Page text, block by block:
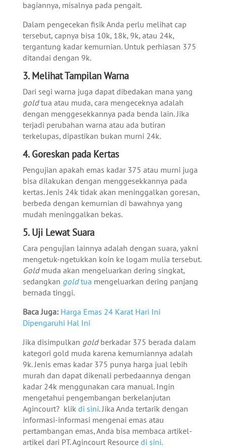
bagiannya, misalnya pada pengait.
Dalam pengecekan fisik Anda perlu melihat cap
tersebut, capnya bisa 10k, 18k, 9k, atau 24k,
tergantung kadar kemurnian. Untuk perhiasan 375
ditandai dengan 9k.
3. Melihat Tampilan Warna
Dari segi warna juga dapat dibedakan mana yang
goldtua atau muda, cara mengeceknya adalah
dengan menggesekkannya pada benda lain. Jika
terjadi perubahan warna atau ada butiran
terkelupas, dipastikan bukan murni 24k.
4. Goreskan pada Kertas
Pengujian apakah emas kadar 375 atau murni juga
bisa dilakukan dengan menggesekkannya pada
kertas. Jenis 24k tidak akan meninggalkan goresan,
berbeda dengan kemurnian di bawahnya yang
mudah meninggalkan bekas.
5. Uji Lewat Suara
Cara pengujian lainnya adalah dengan suara, yakni
mengetuk-ngetukkan koin ke logam mulia tersebut.
Goldmuda akan mengeluarkan dering singkat,
sedangkan goldtua mengeluarkan dering panjang
bernada tinggi.
Baca Juga: Harga Emas 24 Karat Hari Ini
Dipengaruhi Hal Ini
Jika disimpulkan goldberkadar 375 berada dalam
kategori gold muda karena kemurniannya adalah
9k. Jenis emas kadar 375 punya harga jual lebih
murah dan dapat dikenali perbedaannya dengan
kadar 24k menggunakan cara manual. Ingin
mengetahui pengembangan berkelanjutan
Agincourt? klik di sini. Jika Anda tertarik dengan
informasi-informasi mengenai emas atau
pertambangan emas, Anda bisa membaca artikel-
artikel dari PT. Agincourt Resourcedi sini.